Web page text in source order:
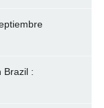
Brazil :